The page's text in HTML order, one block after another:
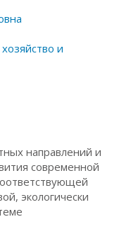
и
направлений и
современной
экологически